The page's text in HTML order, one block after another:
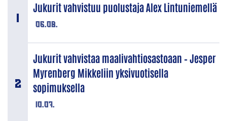
06.08.
Jukurit vahvistuu puolustaja Alex Lintuniemellä
10.07.
Jukurit vahvistaa maalivahtiosastoaan – Jesper
Myrenberg Mikkeliin yksivuotisella
sopimuksella